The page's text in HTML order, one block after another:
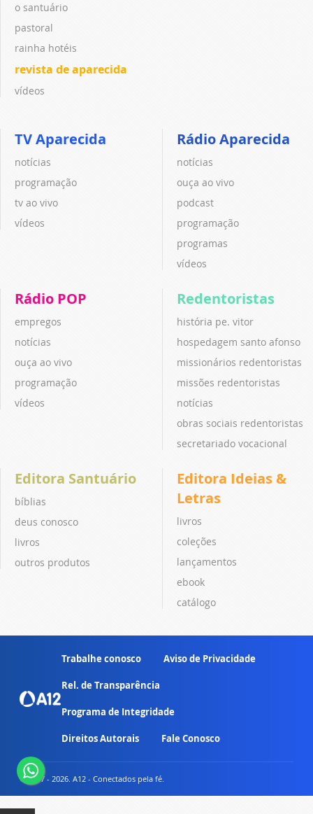
o santuário
pastoral
rainha hotéis
revista de aparecida
vídeos
TV Aparecida
notícias
programação
tv ao vivo
vídeos
Rádio Aparecida
notícias
ouça ao vivo
podcast
programação
programas
vídeos
Rádio POP
empregos
notícias
ouça ao vivo
programação
vídeos
Redentoristas
história pe. vitor
hospedagem santo afonso
missionários redentoristas
missões redentoristas
notícias
obras sociais redentoristas
secretariado vocacional
Editora Santuário
bíblias
deus conosco
livros
outros produtos
Editora Ideias &
Letras
livros
coleções
lançamentos
ebook
catálogo
Trabalhe conosco Aviso de Privacidade
Rel. de Transparência
Programa de Integridade
Direitos Autorais Fale Conosco
© 2007 - 2026. A12 - Conectados pela fé.